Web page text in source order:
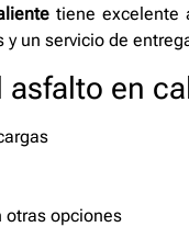
tiene excelente
un servicio de
asfalto en
otras opciones